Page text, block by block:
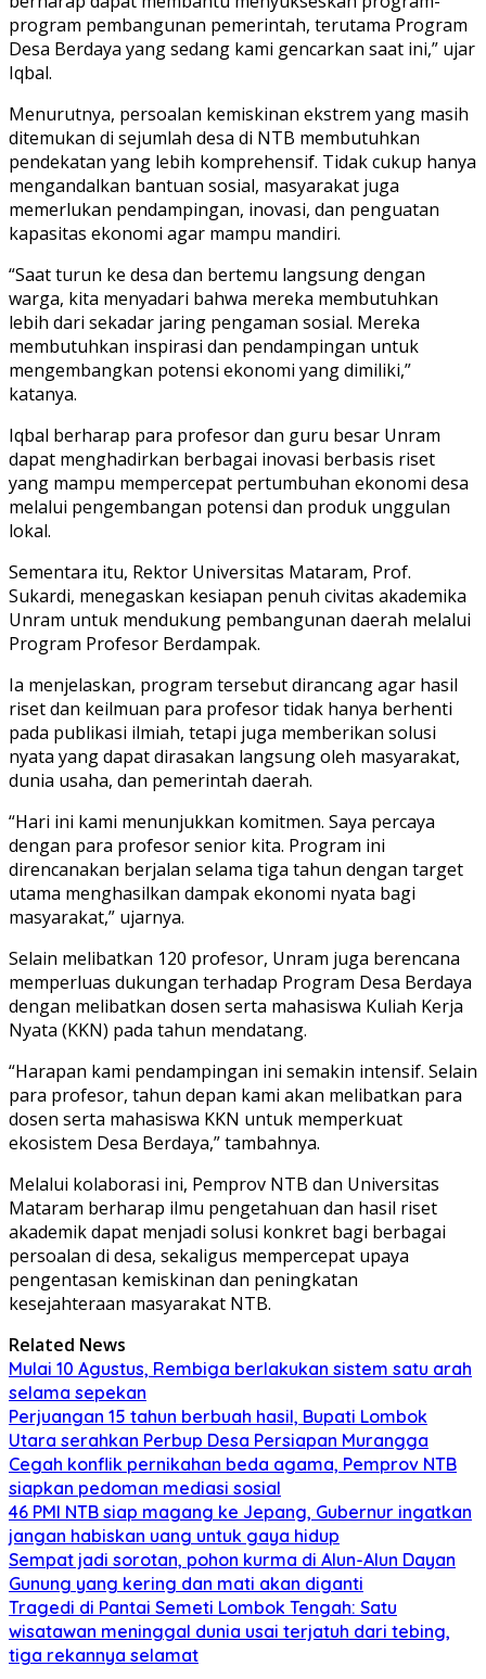
program pembangunan pemerintah, terutama Program
Desa Berdaya yang sedang kami gencarkan saat ini,” ujar
Iqbal.
Menurutnya, persoalan kemiskinan ekstrem yang masih
ditemukan di sejumlah desa di NTB membutuhkan
pendekatan yang lebih komprehensif. Tidak cukup hanya
mengandalkan bantuan sosial, masyarakat juga
memerlukan pendampingan, inovasi, dan penguatan
kapasitas ekonomi agar mampu mandiri.
“Saat turun ke desa dan bertemu langsung dengan
warga, kita menyadari bahwa mereka membutuhkan
lebih dari sekadar jaring pengaman sosial. Mereka
membutuhkan inspirasi dan pendampingan untuk
mengembangkan potensi ekonomi yang dimiliki,”
katanya.
Iqbal berharap para profesor dan guru besar Unram
dapat menghadirkan berbagai inovasi berbasis riset
yang mampu mempercepat pertumbuhan ekonomi desa
melalui pengembangan potensi dan produk unggulan
lokal.
Sementara itu, Rektor Universitas Mataram, Prof.
Sukardi, menegaskan kesiapan penuh civitas akademika
Unram untuk mendukung pembangunan daerah melalui
Program Profesor Berdampak.
Ia menjelaskan, program tersebut dirancang agar hasil
riset dan keilmuan para profesor tidak hanya berhenti
pada publikasi ilmiah, tetapi juga memberikan solusi
nyata yang dapat dirasakan langsung oleh masyarakat,
dunia usaha, dan pemerintah daerah.
“Hari ini kami menunjukkan komitmen. Saya percaya
dengan para profesor senior kita. Program ini
direncanakan berjalan selama tiga tahun dengan target
utama menghasilkan dampak ekonomi nyata bagi
masyarakat,” ujarnya.
Selain melibatkan 120 profesor, Unram juga berencana
memperluas dukungan terhadap Program Desa Berdaya
dengan melibatkan dosen serta mahasiswa Kuliah Kerja
Nyata (KKN) pada tahun mendatang.
“Harapan kami pendampingan ini semakin intensif. Selain
para profesor, tahun depan kami akan melibatkan para
dosen serta mahasiswa KKN untuk memperkuat
ekosistem Desa Berdaya,” tambahnya.
Melalui kolaborasi ini, Pemprov NTB dan Universitas
Mataram berharap ilmu pengetahuan dan hasil riset
akademik dapat menjadi solusi konkret bagi berbagai
persoalan di desa, sekaligus mempercepat upaya
pengentasan kemiskinan dan peningkatan
kesejahteraan masyarakat NTB.
Related News
Mulai 10 Agustus, Rembiga berlakukan sistem satu arah
selama sepekan
Perjuangan 15 tahun berbuah hasil, Bupati Lombok
Utara serahkan Perbup Desa Persiapan Murangga
Cegah konflik pernikahan beda agama, Pemprov NTB
siapkan pedoman mediasi sosial
46 PMI NTB siap magang ke Jepang, Gubernur ingatkan
jangan habiskan uang untuk gaya hidup
Sempat jadi sorotan, pohon kurma di Alun-Alun Dayan
Gunung yang kering dan mati akan diganti
Tragedi di Pantai Semeti Lombok Tengah: Satu
wisatawan meninggal dunia usai terjatuh dari tebing,
tiga rekannya selamat